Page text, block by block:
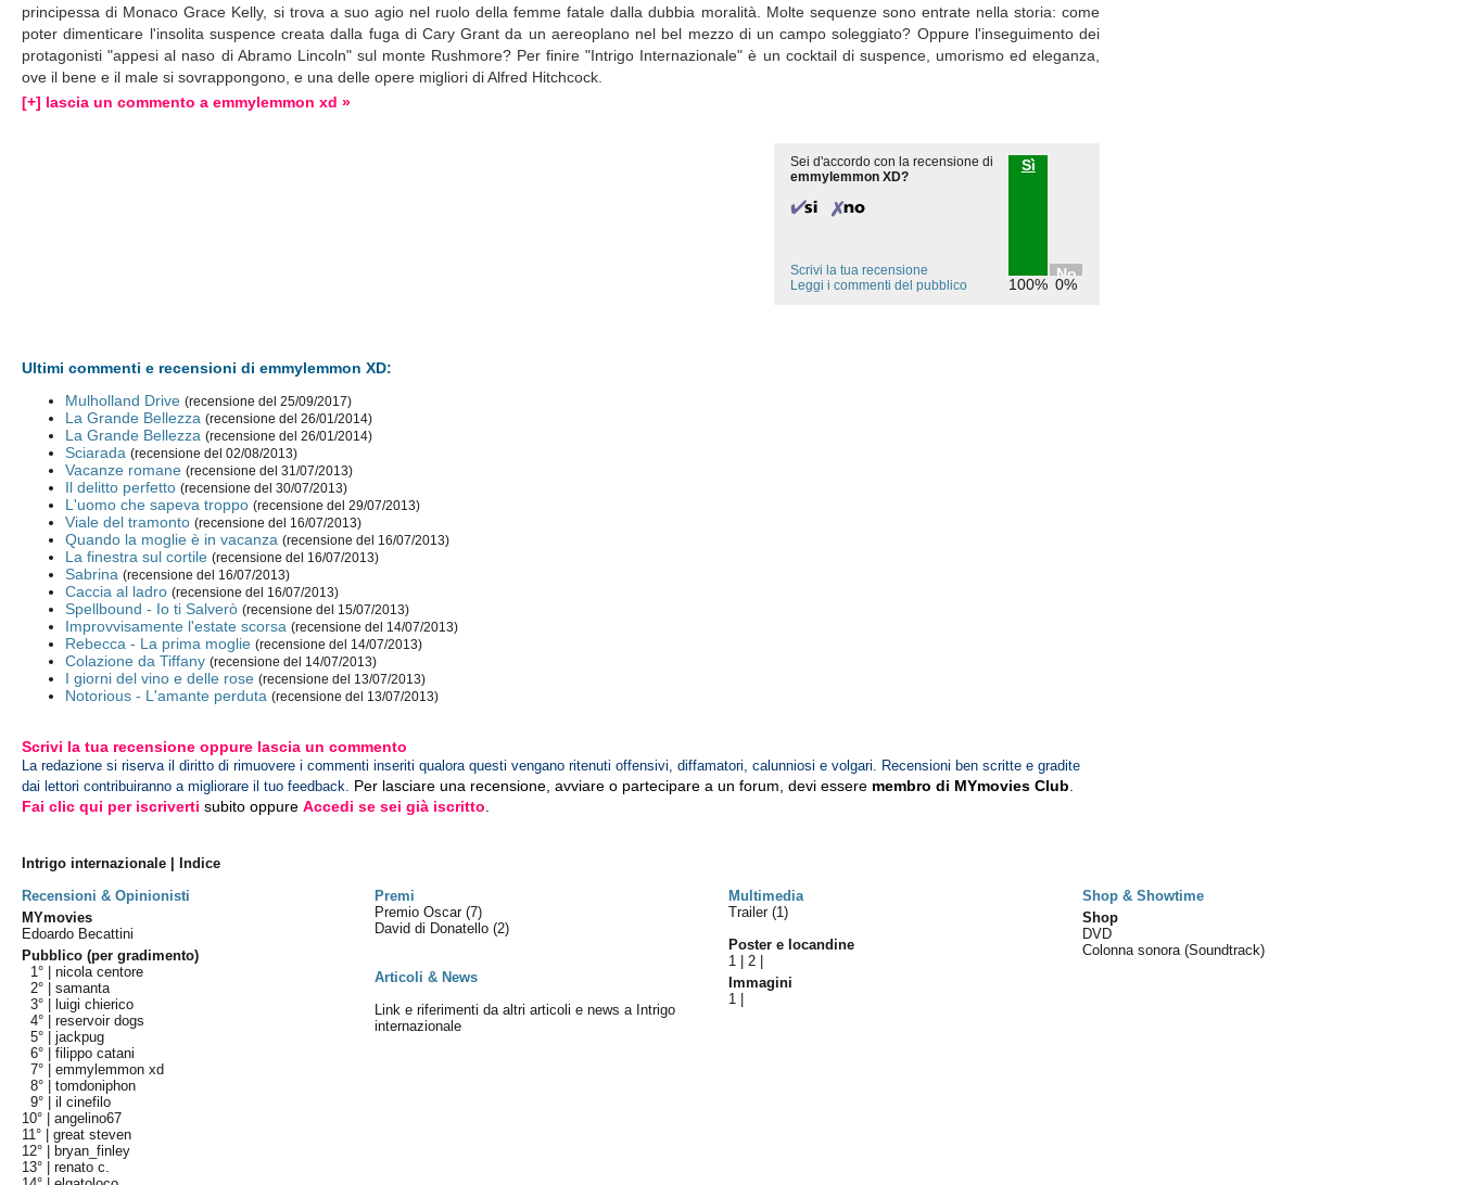
principessa di Monaco Grace Kelly, si trova a suo agio nel ruolo della femme fatale dalla dubbia moralità. Molte sequenze sono entrate nella storia: come
poter dimenticare l'insolita suspence creata dalla fuga di Cary Grant da un aereoplano nel bel mezzo di un campo soleggiato? Oppure l'inseguimento dei
protagonisti "appesi al naso di Abramo Lincoln" sul monte Rushmore? Per finire "Intrigo Internazionale" è un cocktail di suspence, umorismo ed eleganza,
ove il bene e il male si sovrappongono, e una delle opere migliori di Alfred Hitchcock.
[+] lascia un commento a emmylemmon xd »
Sei d'accordo con la recensione di
emmylemmon XD?
Sì
100%
No
0%
Scrivi la tua recensione
Leggi i commenti del pubblico
Ultimi commenti e recensioni di emmylemmon XD:
Mulholland Drive (recensione del 25/09/2017)
La Grande Bellezza (recensione del 26/01/2014)
La Grande Bellezza (recensione del 26/01/2014)
Sciarada (recensione del 02/08/2013)
Vacanze romane (recensione del 31/07/2013)
Il delitto perfetto (recensione del 30/07/2013)
L'uomo che sapeva troppo (recensione del 29/07/2013)
Viale del tramonto (recensione del 16/07/2013)
Quando la moglie è in vacanza (recensione del 16/07/2013)
La finestra sul cortile (recensione del 16/07/2013)
Sabrina (recensione del 16/07/2013)
Caccia al ladro (recensione del 16/07/2013)
Spellbound - Io ti Salverò (recensione del 15/07/2013)
Improvvisamente l'estate scorsa (recensione del 14/07/2013)
Rebecca - La prima moglie (recensione del 14/07/2013)
Colazione da Tiffany (recensione del 14/07/2013)
I giorni del vino e delle rose (recensione del 13/07/2013)
Notorious - L'amante perduta (recensione del 13/07/2013)
Scrivi la tua recensione oppure lascia un commento
La redazione si riserva il diritto di rimuovere i commenti inseriti qualora questi vengano ritenuti offensivi, diffamatori, calunniosi e volgari. Recensioni ben scritte e gradite
dai lettori contribuiranno a migliorare il tuo feedback. Per lasciare una recensione, avviare o partecipare a un forum, devi essere membro di MYmovies Club
Fai clic qui per iscriverti subito oppureAccedi se sei già iscritto
Intrigo internazionale | Indice
Recensioni & Opinionisti
Premi Multimedia
Shop & Showtime
MYmovies
Edoardo Becattini
Pubblico (per gradimento)
1° |nicola centore
2° |samanta
3° |
luigi chierico
4° |reservoir dogs
5° |jackpug
6° |filippo catani
7° |emmylemmon xd
8° |tomdoniphon
9° |il cinefilo
10° |angelino67
11° |great steven
12° |
bryan_finley
13° |renato c.
Premio Oscar(7)
David di Donatello(2)
Articoli & News
Link e riferimenti da altri articoli e news a Intrigo
internazionale
Trailer (1)
Poster e locandine
1 |2
Immagini
1
Shop
DVD
Colonna sonora (Soundtrack)